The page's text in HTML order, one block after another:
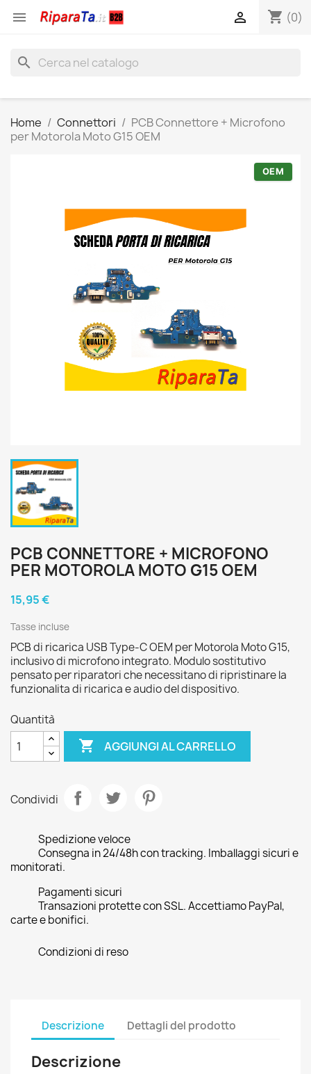
 shopping_cart (0)

search
Home Connettori
PCB Connettore + Microfono
per Motorola Moto G15 OEM
OEM
PCB CONNETTORE + MICROFONO
PER MOTOROLA MOTO G15 OEM
15,95 €
Tasse incluse
PCB di ricarica USB Type-C OEM per Motorola Moto G15,
inclusivo di microfono integrato. Modulo sostitutivo
pensato per riparatori che necessitano di ripristinare la
funzionalita di ricarica e audio del dispositivo.
Quantità
 AGGIUNGI AL CARRELLO
Condividi
Spedizione veloce
Consegna in 24/48h con tracking. Imballaggi sicuri e
monitorati.
Pagamenti sicuri
Transazioni protette con SSL. Accettiamo PayPal,
carte e bonifici.
Condizioni di reso
Descrizione Dettagli del prodotto
Descrizione